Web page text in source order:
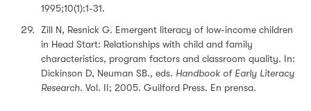
1995;10(1):1-31.
Zill N, Resnick G. Emergent literacy of low-income children
in Head Start: Relationships with child and family
characteristics, program factors and classroom quality. In:
Dickinson D, Neuman SB., eds. Handbook of Early Literacy
Research. Vol. II; 2005. Guilford Press. En prensa.